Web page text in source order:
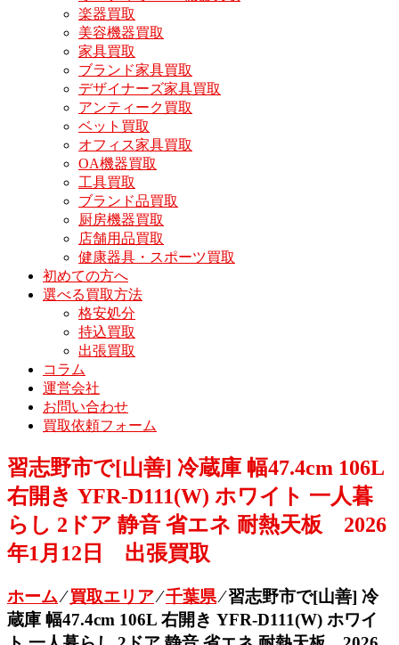
楽器買取
美容機器買取
家具買取
ブランド家具買取
デザイナーズ家具買取
アンティーク買取
ベット買取
オフィス家具買取
OA機器買取
工具買取
ブランド品買取
厨房機器買取
店舗用品買取
健康器具・スポーツ買取
初めての方へ
選べる買取方法
格安処分
持込買取
出張買取
コラム
運営会社
お問い合わせ
買取依頼フォーム
習志野市で[山善] 冷蔵庫 幅47.4cm 106L
右開き YFR-D111(W) ホワイト 一人暮
らし 2ドア 静音 省エネ 耐熱天板 2026
年1月12日 出張買取
ホーム⁄買取エリア⁄千葉県⁄習志野市で[山善] 冷
蔵庫 幅47.4cm 106L 右開き YFR-D111(W) ホワイ